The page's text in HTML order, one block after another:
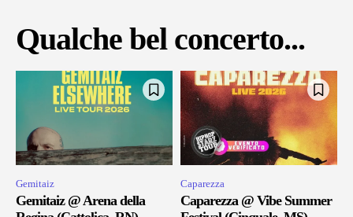
Qualche bel concerto...
Gemitaiz
Gemitaiz @ Arena della
Caparezza
Caparezza @ Vibe Summer